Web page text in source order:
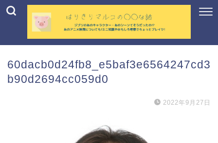
60dacb0d24fb8_e5baf3e6564247cd3
b90d2694cc059d0
2022年9月27日